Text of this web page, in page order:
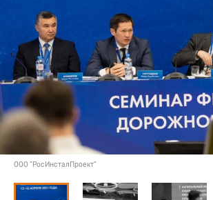
ООО "РосИнсталПроект"